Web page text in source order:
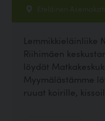
Eteläinen
Lemmikkieläinliike
Riihimäen
löydät
Myymälästämme
ruuat koirille,